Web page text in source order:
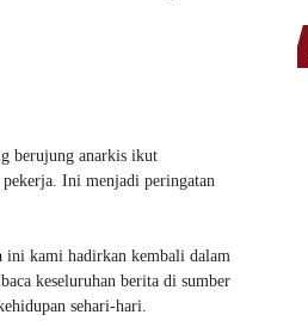
berujung anarkis ikut
pekerja. Ini menjadi peringatan
ini kami hadirkan kembali dalam
keseluruhan berita di sumber
sehari-hari.